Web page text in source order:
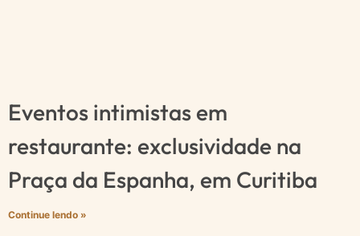
Eventos intimistas em
restaurante: exclusividade na
Praça da Espanha, em Curitiba
Continue lendo »